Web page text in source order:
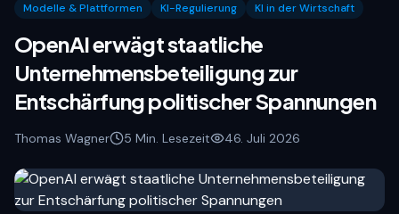
Modelle & Plattformen KI-Regulierung KI in der Wirtschaft
OpenAI erwägt staatliche
Unternehmensbeteiligung zur
Entschärfung politischer Spannungen
Thomas Wagner 5 Min. Lesezeit 46. Juli 2026